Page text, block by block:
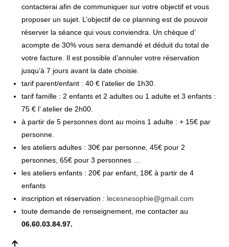
contacterai afin de communiquer sur votre objectif et vous
proposer un sujet. L’objectif de ce planning est de pouvoir
réserver la séance qui vous conviendra. Un chèque d’
acompte de 30% vous sera demandé et déduit du total de
votre facture. Il est possible d’annuler votre réservation
jusqu’à 7 jours avant la date choisie.
tarif parent/enfant : 40 € l’atelier de 1h30.
tarif famille : 2 enfants et 2 adultes ou 1 adulte et 3 enfants :
75 € l’ atelier de 2h00.
à partir de 5 personnes dont au moins 1 adulte : + 15€ par
personne.
les ateliers adultes : 30€ par personne, 45€ pour 2
personnes, 65€ pour 3 personnes …
les ateliers enfants : 20€ par enfant, 18€ à partir de 4
enfants
inscription et réservation : lecesnesophie@gmail.com
toute demande de renseignement, me contacter au
06.60.03.84.97.